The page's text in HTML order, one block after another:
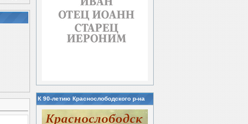
К 90-летию Краснослободского р-на